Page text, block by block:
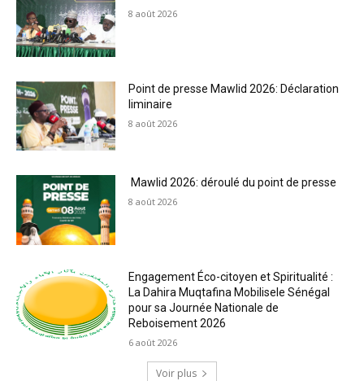
8 août 2026
Point de presse Mawlid 2026: Déclaration
liminaire
8 août 2026
Mawlid 2026: déroulé du point de presse
8 août 2026
Engagement Éco-citoyen et Spiritualité :
La Dahira Muqtafina Mobilisele Sénégal
pour sa Journée Nationale de
Reboisement 2026
6 août 2026
Voir plus